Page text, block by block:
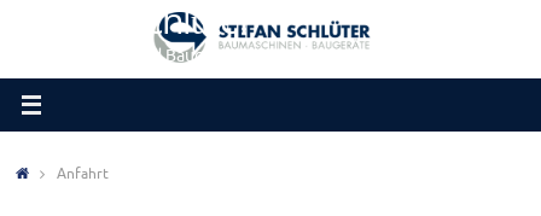
Stefan Schlüter
Baumaschinen und Baugeräte
Startseite
Anfahrt